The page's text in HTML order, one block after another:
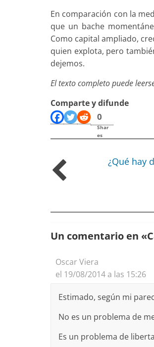
En comparación con la
que un bache
Como capital ampliado,
quien explota, pero
dejemos.
El texto completo puede
Comparte y difunde
0
Shar
es
¿Qué hay
Un comentario en «
Oscar Viera
el 19/08/2014 a las 15:26
Estimado, según mi
No es un problema de
Es un problema de